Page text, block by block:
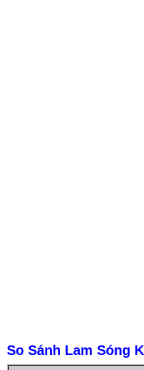
So Sánh Lam Sóng